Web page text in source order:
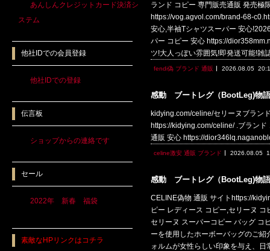
ランド コピー 専門販売通販 発売極
https://vog.agvol.com/brand-68-
安心,半袖Tシャツスーパー 安心
パー コピー 安心 https://
ツ!大人っぽい雰囲気!即発送可能!雑
fendi偽 ブランド 通販 2026.08.05
感動 ブートレグ（BootLeg)物語
kidying.com/celine/セリーヌブラン
https://kidying.com/celine/ .ブラン
通販 安心 https://
celine激安 通販 ブランド 2026.08.05
感動 ブートレグ（BootLeg)物語
CELINE偽物 通販 サイトhttps://
ピー レディース コピー,セリーヌ
セリーヌ スーパーコピー バッグ
ーを使用したホーボーバッグのご
ォルムが女性らしい印象を与え、
あんしんクレジットカード決済シ
ステム
他社IDでの会員登録
他社IDでの登録
伝言板
ショップからの連絡です
セール
2022年 新春 福袋
素敵なHPリンクはコチラ